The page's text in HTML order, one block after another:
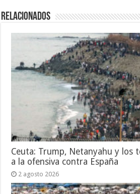
Relacionados
Ceuta: Trump, Netanyahu y los
a la ofensiva contra España
2 agosto 2026